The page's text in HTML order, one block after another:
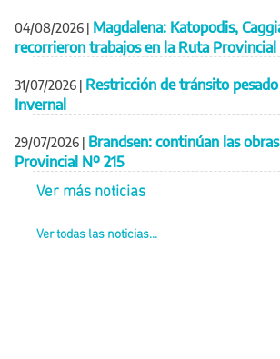
04/08/2026 | Magdalena: Katopodis,
recorrieron trabajos en la Ruta Provincial
31/07/2026 | Restricción de tránsito
Invernal
29/07/2026 | Brandsen: continúan las
Provincial Nº 215
Ver más noticias
Ver todas las noticias...